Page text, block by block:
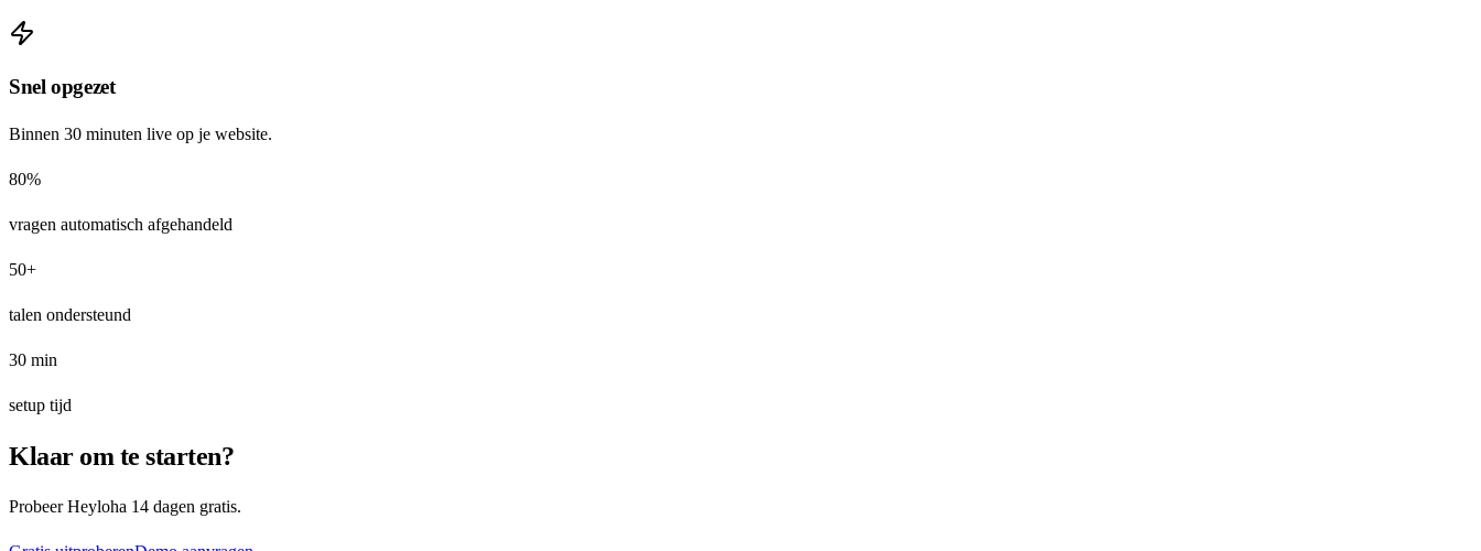
Snel opgezet
Binnen 30 minuten live op je website.
80%
vragen automatisch afgehandeld
50+
talen ondersteund
30 min
setup tijd
Klaar om te starten?
Probeer Heyloha 14 dagen gratis.